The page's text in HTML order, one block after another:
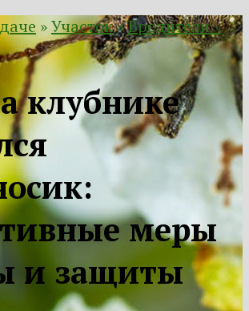
»Участок»Вредители \
клубнике
меры
и защиты